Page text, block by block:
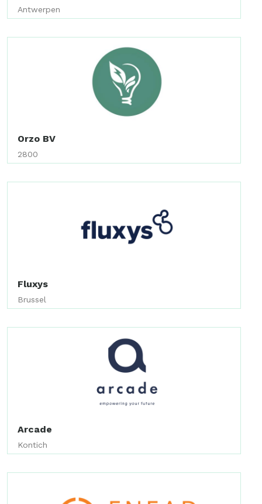
Antwerpen
Orzo BV
2800
Fluxys
Brussel
Arcade
Kontich